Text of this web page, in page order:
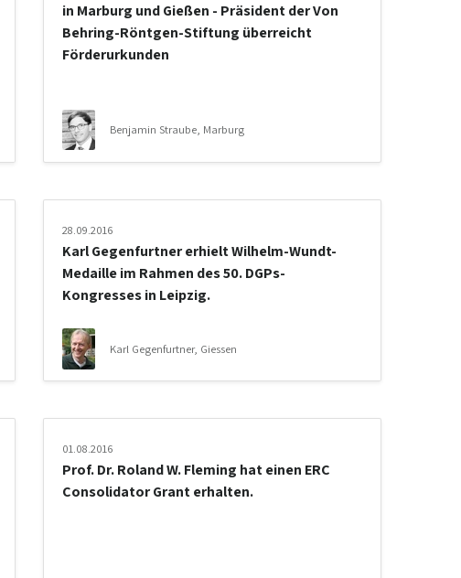
in Marburg und Gießen - Präsident der Von
Behring-Röntgen-Stiftung überreicht
Förderurkunden
Benjamin Straube, Marburg
28.09.2016
Karl Gegenfurtner erhielt Wilhelm-Wundt-
Medaille im Rahmen des 50. DGPs-
Kongresses in Leipzig.
Karl Gegenfurtner, Giessen
01.08.2016
Prof. Dr. Roland W. Fleming hat einen ERC
Consolidator Grant erhalten.